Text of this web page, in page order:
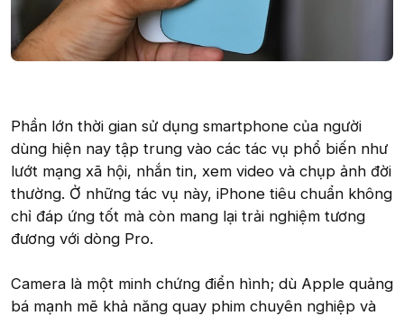
Phần lớn thời gian sử dụng smartphone của người
dùng hiện nay tập trung vào các tác vụ phổ biến như
lướt mạng xã hội, nhắn tin, xem video và chụp ảnh đời
thường. Ở những tác vụ này, iPhone tiêu chuẩn không
chỉ đáp ứng tốt mà còn mang lại trải nghiệm tương
đương với dòng Pro.
Camera là một minh chứng điển hình; dù Apple quảng
bá mạnh mẽ khả năng quay phim chuyên nghiệp và